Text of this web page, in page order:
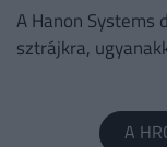
A Hanon Systems
sztrájkra,
A